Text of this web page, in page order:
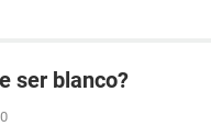
ser blanco?